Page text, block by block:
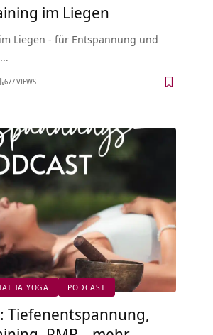
im Liegen
Liegen - für Entspannung und
677 VIEWS
YOGA PODCAST
Tiefenentspannung,